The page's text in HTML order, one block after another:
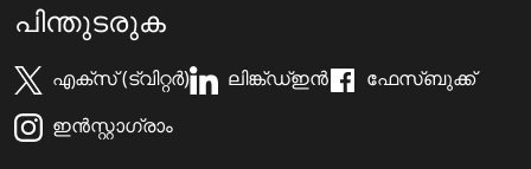
പിന്തുടരുക
എക്സ് (ട്വിറ്റർ) ലിങ്ക്ഡ്ഇൻ
ഫേസ്ബുക്ക്
ഇൻസ്റ്റാഗ്രാം